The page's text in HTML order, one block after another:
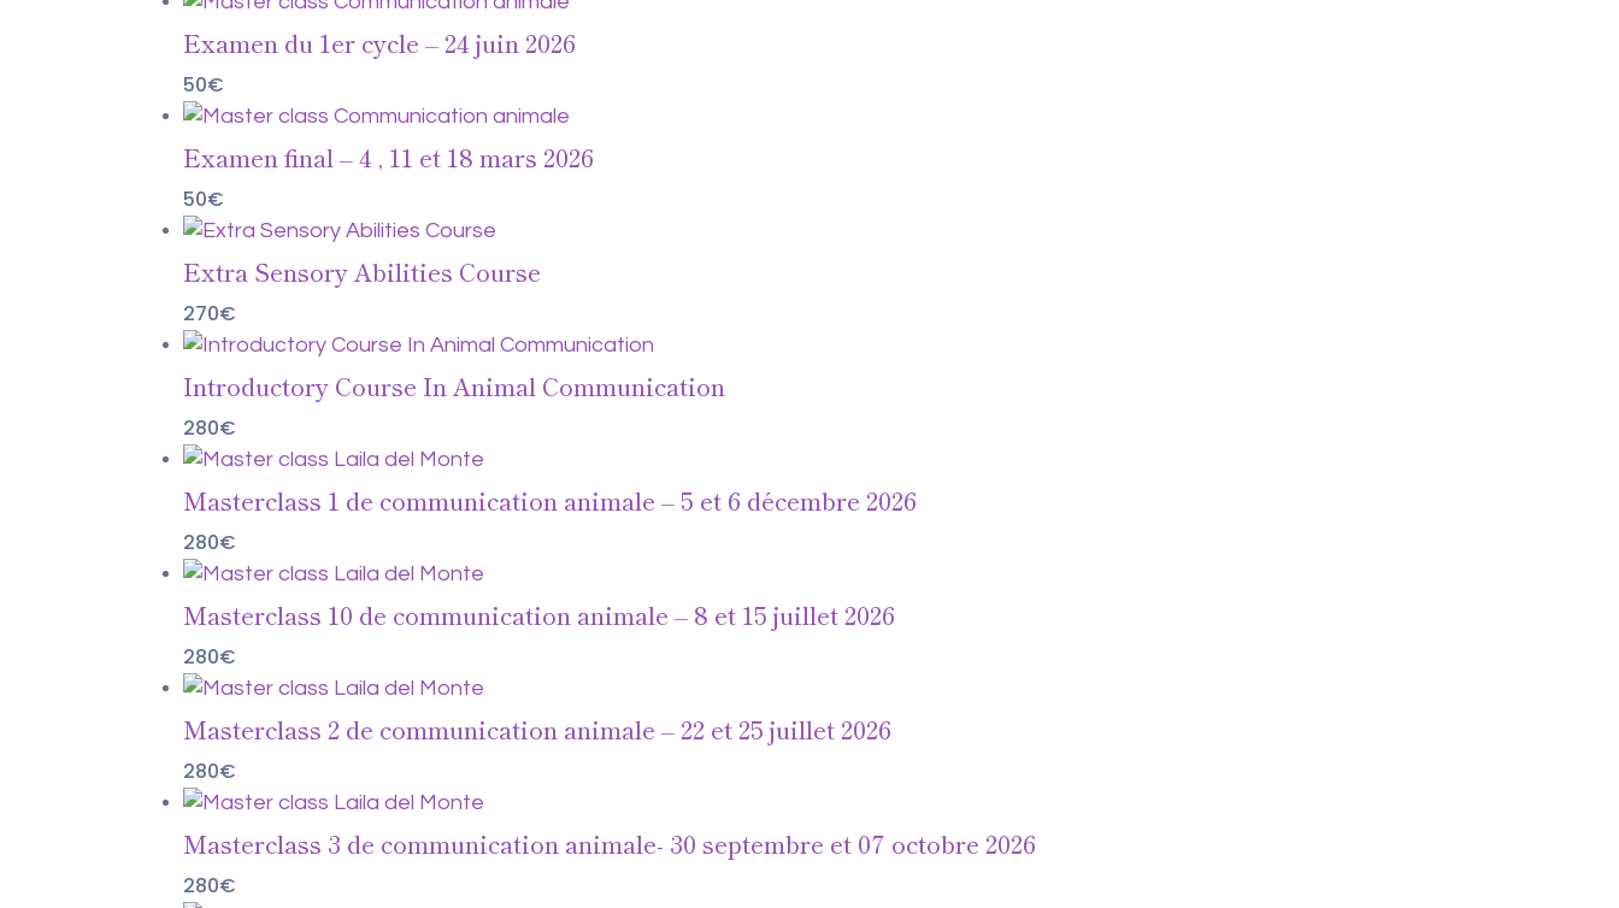
Examen du 1er cycle – 24 juin 2026
50€
Examen final – 4 , 11 et 18 mars 2026
50€
Extra Sensory Abilities Course
270€
Introductory Course In Animal Communication
280€
Masterclass 1 de communication animale – 5 et 6 décembre 2026
280€
Masterclass 10 de communication animale – 8 et 15 juillet 2026
280€
Masterclass 2 de communication animale – 22 et 25 juillet 2026
280€
Masterclass 3 de communication animale- 30 septembre et 07 octobre 2026
280€